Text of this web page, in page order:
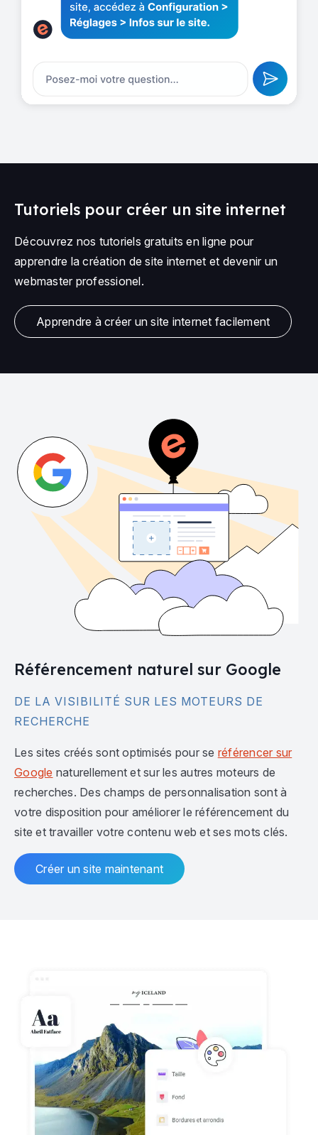
Tutoriels pour créer un site internet
Découvrez nos tutoriels gratuits en ligne pour
apprendre la création de site internet et devenir un
webmaster professionel.
Apprendre à créer un site internet facilement
Référencement naturel sur Google
DE LA VISIBILITÉ SUR LES MOTEURS DE
RECHERCHE
Les sites créés sont optimisés pour se référencer sur
Google naturellement et sur les autres moteurs de
recherches. Des champs de personnalisation sont à
votre disposition pour améliorer le référencement du
site et travailler votre contenu web et ses mots clés.
Créer un site maintenant